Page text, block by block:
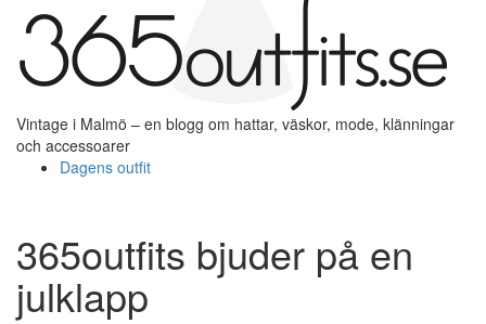
Vintage i Malmö – en blogg om hattar, väskor, mode, klänningar
och accessoarer
Dagens outfit
365outfits bjuder på en
julklapp